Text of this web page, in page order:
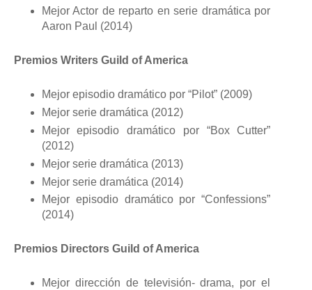
Mejor Actor de reparto en serie dramática por
Aaron Paul (2014)
Premios Writers Guild of America
Mejor episodio dramático por “Pilot” (2009)
Mejor serie dramática (2012)
Mejor episodio dramático por “Box Cutter”
(2012)
Mejor serie dramática (2013)
Mejor serie dramática (2014)
Mejor episodio dramático por “Confessions”
(2014)
Premios Directors Guild of America
Mejor dirección de televisión- drama, por el